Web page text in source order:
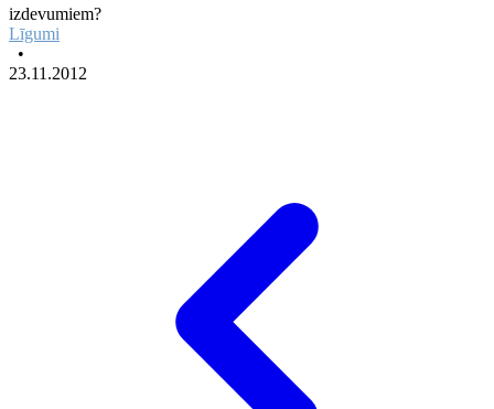
izdevumiem?
Līgumi
•
23.11.2012